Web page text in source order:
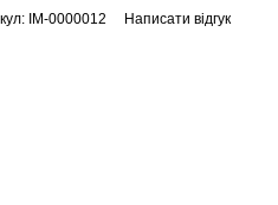
IM-0000012 Написати відгук